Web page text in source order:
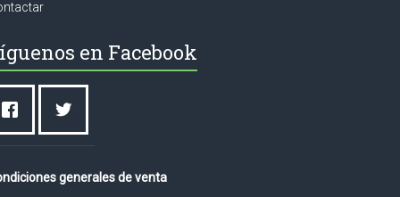
en Facebook
generales de venta